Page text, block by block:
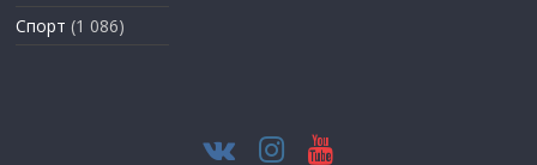
Спорт (1 086)